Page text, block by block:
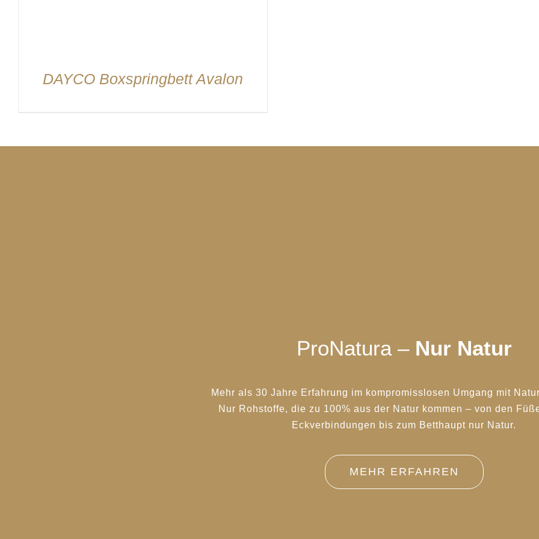
DAYCO Boxspringbett Avalon
ProNatura – Nur Natur
Mehr als 30 Jahre Erfahrung im kompromisslosen Umgang mit
Nur Rohstoffe, die zu 100% aus der Natur kommen – von den
Eckverbindungen bis zum Betthaupt nur Natur.
MEHR ERFAHREN